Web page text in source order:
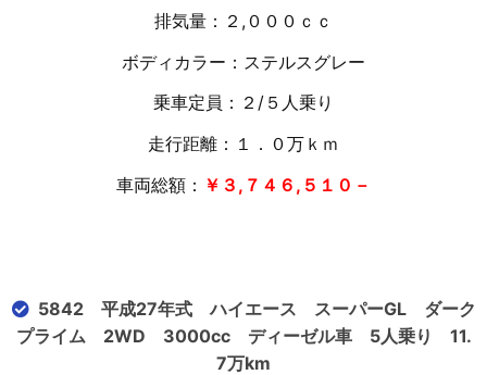
排気量：２,０００ｃｃ
ボディカラー：ステルスグレー
乗車定員：２/５人乗り
走行距離：１．０万 ｋｍ
車両総額： ￥３,７４６,５１０－
5842 平成27年式 ハイエース スーパーGL ダーク
プライム 2WD 3000cc ディーゼル車 5人乗り 11.
7万km